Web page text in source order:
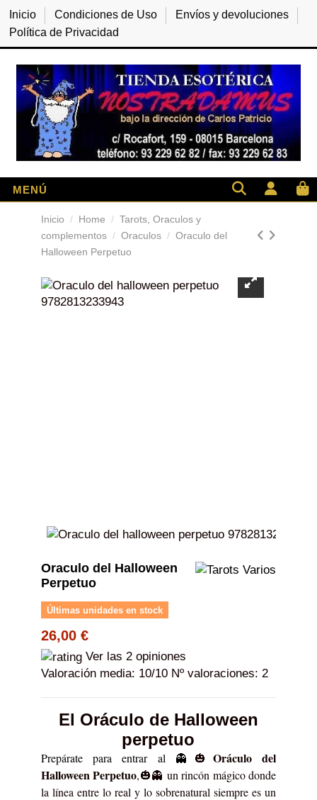
Inicio Condiciones de Uso
Envíos y devoluciones
Política de Privacidad
Inicio Home
Tarots, Oraculos y
complementos
Oraculos
Oraculo del
Halloween Perpetuo
Oraculo del Halloween
Perpetuo
Últimas unidades en stock
26,00 €
Ver las 2 opiniones
Valoración media: 10/10 Nº valoraciones: 2
El Oráculo de Halloween
perpetuo
Prepárate para entrar al 👻 🎃Oráculo del
Halloween Perpetuo,🎃👻 un rincón mágico donde
la línea entre lo real y lo sobrenatural siempre es un